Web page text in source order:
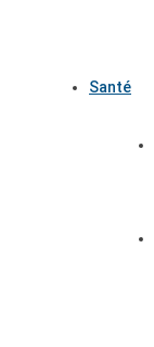
Santé